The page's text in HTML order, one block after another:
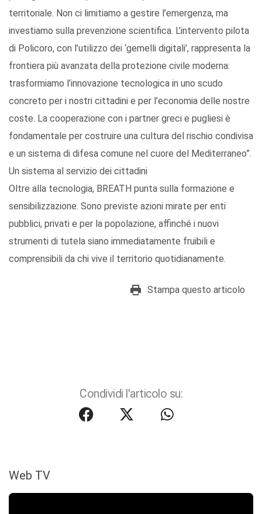
territoriale. Non ci limitiamo a gestire l’emergenza, ma
investiamo sulla prevenzione scientifica. L’intervento pilota
di Policoro, con l’utilizzo dei ‘gemelli digitali’, rappresenta la
frontiera più avanzata della protezione civile moderna:
trasformiamo l’innovazione tecnologica in uno scudo
concreto per i nostri cittadini e per l’economia delle nostre
coste. La cooperazione con i partner greci e pugliesi è
fondamentale per costruire una cultura del rischio condivisa
e un sistema di difesa comune nel cuore del Mediterraneo”.
Un sistema al servizio dei cittadini
Oltre alla tecnologia, BREATH punta sulla formazione e
sensibilizzazione. Sono previste azioni mirate per enti
pubblici, privati e per la popolazione, affinché i nuovi
strumenti di tutela siano immediatamente fruibili e
comprensibili da chi vive il territorio quotidianamente.
Stampa questo articolo
Condividi l'articolo su:
Web TV